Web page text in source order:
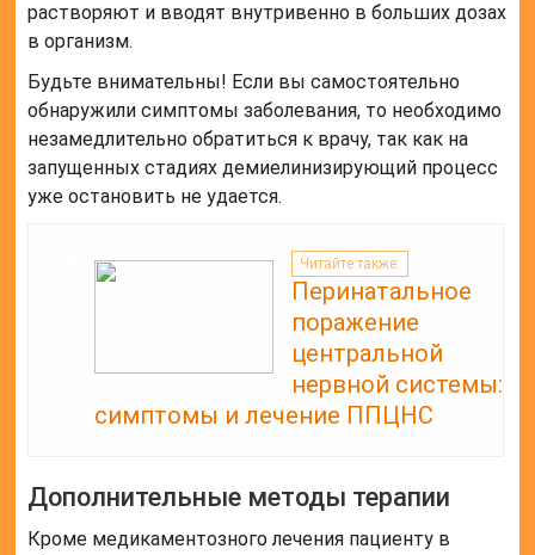
растворяют и вводят внутривенно в больших дозах
в организм.
Будьте внимательны! Если вы самостоятельно
обнаружили симптомы заболевания, то необходимо
незамедлительно обратиться к врачу, так как на
запущенных стадиях демиелинизирующий процесс
уже остановить не удается.
Читайте также:
Перинатальное
поражение
центральной
нервной системы:
симптомы и лечение ППЦНС
Дополнительные методы терапии
Кроме медикаментозного лечения пациенту в